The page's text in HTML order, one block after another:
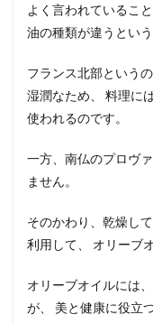
4.6
】
【赤
ン 】
5
め
よく言われているこ
油の種類が違うとい
フランス北部という
湿潤なため、 料理に
使われるのです。
一方、南仏のプロヴ
ません。
そのかわり、乾燥し
利用して、 オリーブ
オリーブオイルには
が、 美と健康に役立